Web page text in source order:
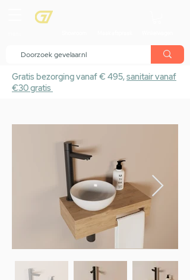
Gratis bezorging vanaf € 495,sanitair vanaf
€30 gratis